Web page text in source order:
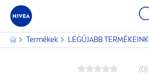
Termékek LEGÚJABB TERMÉKEINK
(0)